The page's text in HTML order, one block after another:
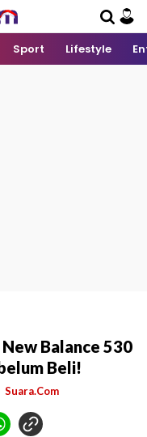
Sport Lifestyle
Balance 530
Beli!
Suara.Com